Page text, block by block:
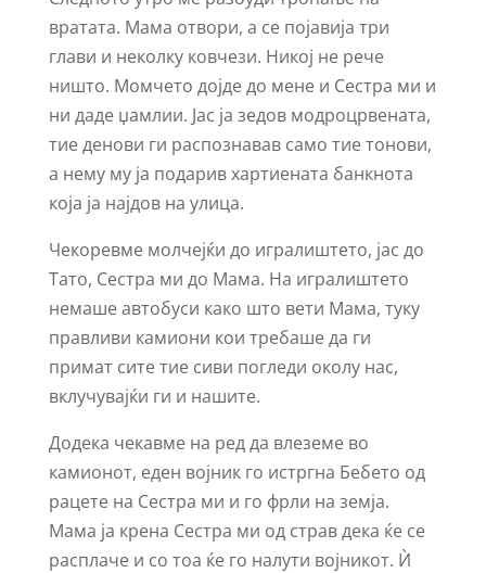
вратата. Мама отвори, а се појавија три
глави и неколку ковчези. Никој не рече
ништо. Момчето дојде до мене и Сестра ми и
ни даде џамлии. Јас ја зедов модроцрвената,
тие денови ги распознавав само тие тонови,
а нему му ја подарив хартиената банкнота
која ја најдов на улица.
Чекоревме молчејќи до игралиштето, јас до
Тато, Сестра ми до Мама. На игралиштето
немаше автобуси како што вети Мама, туку
правливи камиони кои требаше да ги
примат сите тие сиви погледи околу нас,
вклучувајќи ги и нашите.
Додека чекавме на ред да влеземе во
камионот, еден војник го истргна Бебето од
рацете на Сестра ми и го фрли на земја.
Мама ја крена Сестра ми од страв дека ќе се
расплаче и со тоа ќе го налути војникот. Ѝ